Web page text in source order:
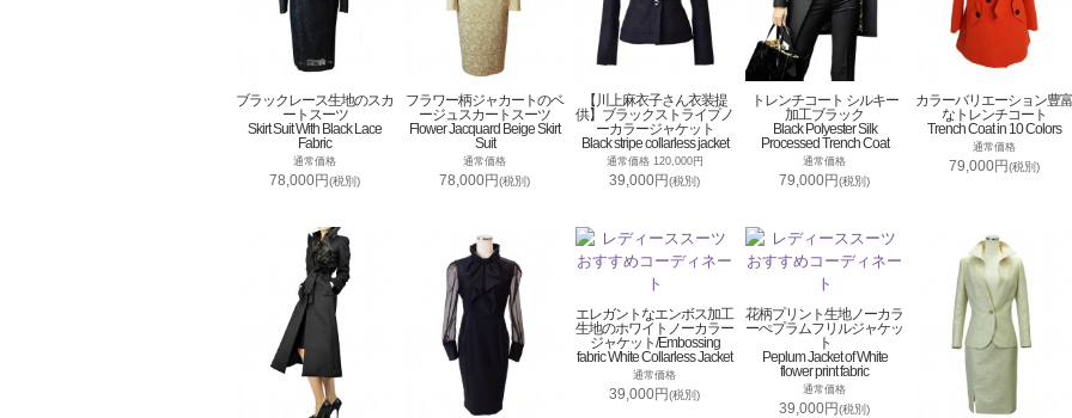
ブラックレース生地のスカ
ートスーツ
Skirt Suit With Black Lace
Fabric
通常価格
78,000円(税別)
フラワー柄ジャカートのベ
ージュスカートスーツ
Flower Jacquard Beige Skirt
Suit
通常価格
78,000円(税別)
【川上麻衣子さん衣装提
供】ブラックストライプノ
ーカラージャケット
Black stripe collarless jacket
通常価格 120,000円
39,000円(税別)
トレンチコート シルキー
加工ブラック
Black Polyester Silk
Processed Trench Coat
通常価格
79,000円(税別)
カラーバリエーション豊富
なトレンチコート
Trench Coat in 10 Colors
通常価格
79,000円(税別)
エレガントなエンボス加工
生地のホワイトノーカラー
ジャケット/Embossing
fabric White Collarless Jacket
通常価格
39,000円(税別)
花柄プリント生地ノーカラ
ーぺプラムフリルジャケッ
ト
Peplum Jacket of White
flower print fabric
通常価格
39,000円(税別)